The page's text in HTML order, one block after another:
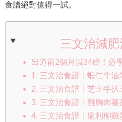
食譜絕對值得一試。
三文治減
出道前2個月減34磅！必
1. 三文治食譜丨蝦仁牛油
2. 三文治食譜丨芝士牛扒
3. 三文治食譜丨雞胸肉蕃
4. 三文治食譜丨龍利柳雞